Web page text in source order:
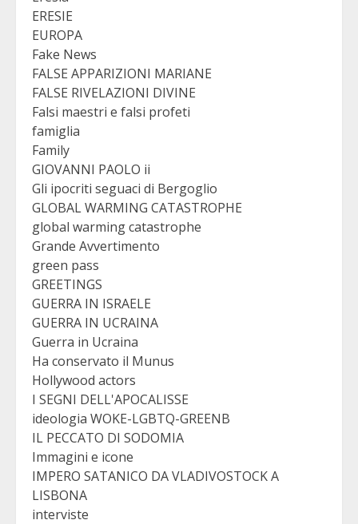
ERESIE
EUROPA
Fake News
FALSE APPARIZIONI MARIANE
FALSE RIVELAZIONI DIVINE
Falsi maestri e falsi profeti
famiglia
Family
GIOVANNI PAOLO ii
Gli ipocriti seguaci di Bergoglio
GLOBAL WARMING CATASTROPHE
global warming catastrophe
Grande Avvertimento
green pass
GREETINGS
GUERRA IN ISRAELE
GUERRA IN UCRAINA
Guerra in Ucraina
Ha conservato il Munus
Hollywood actors
I SEGNI DELL'APOCALISSE
ideologia WOKE-LGBTQ-GREENB
IL PECCATO DI SODOMIA
Immagini e icone
IMPERO SATANICO DA VLADIVOSTOCK A
LISBONA
interviste